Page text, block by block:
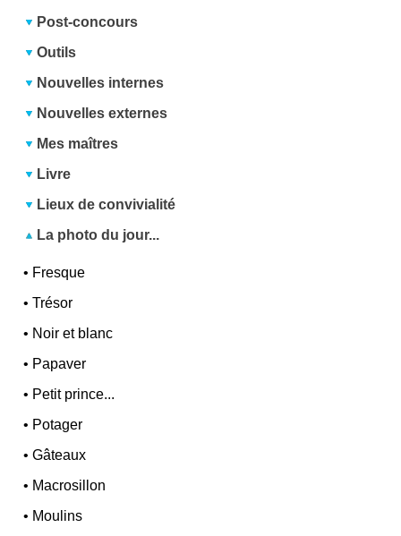
Post-concours
Outils
Nouvelles internes
Nouvelles externes
Mes maîtres
Livre
Lieux de convivialité
La photo du jour...
• Fresque
•Trésor
• Noir et blanc
• Papaver
• Petit prince...
• Potager
•Gâteaux
• Macrosillon
• Moulins